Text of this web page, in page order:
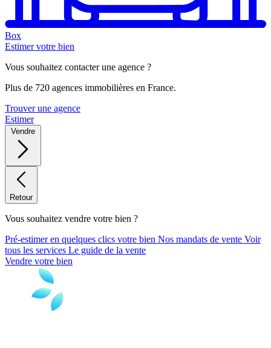
Box
Estimer votre bien
Vous souhaitez contacter une agence ?
Plus de 720 agences immobilières en France.
Trouver une agence
Estimer
Vendre
Retour
Vous souhaitez vendre votre bien ?
Pré-estimer en quelques clics votre bien Nos mandats de vente Voir
tous les services Le guide de la vente
Vendre votre bien